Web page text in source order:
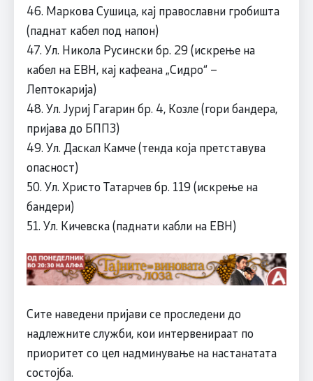
46. Маркова Сушица, кај православни гробишта
(паднат кабел под напон)
47. Ул. Никола Русински бр. 29 (искрење на
кабел на ЕВН, кај кафеана „Сидро“ –
Лептокарија)
48. Ул. Јуриј Гагарин бр. 4, Козле (гори бандера,
пријава до БППЗ)
49. Ул. Даскал Камче (тенда која претставува
опасност)
50. Ул. Христо Татарчев бр. 119 (искрење на
бандери)
51. Ул. Кичевска (паднати кабли на ЕВН)
Сите наведени пријави се проследени до
надлежните служби, кои интервенираат по
приоритет со цел надминување на настанатата
состојба.